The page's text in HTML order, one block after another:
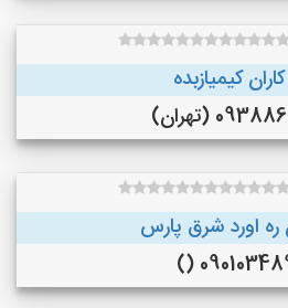
کیمیازبده
(تهران)
ره اورد شرق پارس